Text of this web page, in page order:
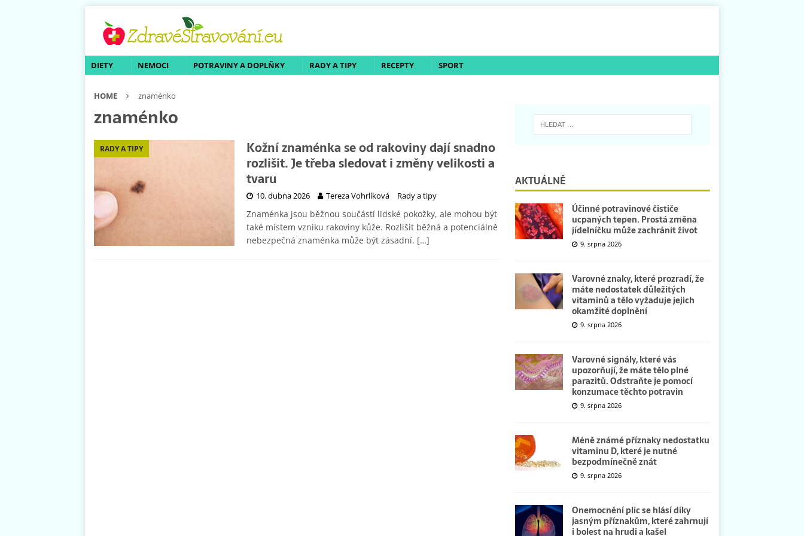
DIETY NEMOCI POTRAVINY A DOPLŇKY RADY A TIPY RECEPTY SPORT
HOME znaménko
znaménko
RADY A TIPY
Kožní znaménka se od rakoviny dají snadno
rozlišit. Je třeba sledovat i změny velikosti a
tvaru
10. dubna 2026 Tereza Vohrlíková Rady a tipy
Znaménka jsou běžnou součástí lidské pokožky, ale mohou být
také místem vzniku rakoviny kůže. Rozlišit běžná a potenciálně
nebezpečná znaménka může být zásadní. […]
AKTUÁLNĚ
Účinné potravinové čističe
ucpaných tepen. Prostá změna
jídelníčku může zachránit život
9. srpna 2026
Varovné znaky, které prozradí, že
máte nedostatek důležitých
vitaminů a tělo vyžaduje jejich
okamžité doplnění
9. srpna 2026
Varovné signály, které vás
upozorňují, že máte tělo plné
parazitů. Odstraňte je pomocí
konzumace těchto potravin
9. srpna 2026
Méně známé příznaky nedostatku
vitaminu D, které je nutné
bezpodmínečně znát
9. srpna 2026
Onemocnění plic se hlásí díky
jasným příznakům, které zahrnují
i bolest na hrudi a kašel